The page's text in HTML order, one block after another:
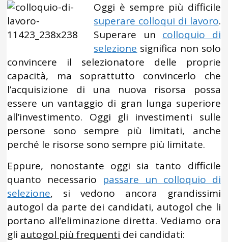
Oggi è sempre più difficile
superare colloqui di lavoro.
Superare un colloquio di
selezione significa non solo
convincere il selezionatore delle proprie
capacità, ma soprattutto convincerlo che
l’acquisizione di una nuova risorsa possa
essere un vantaggio di gran lunga superiore
all’investimento. Oggi gli investimenti sulle
persone sono sempre più limitati, anche
perché le risorse sono sempre più limitate.
Eppure, nonostante oggi sia tanto difficile
quanto necessario passare un colloquio di
selezione, si vedono ancora grandissimi
autogol da parte dei candidati, autogol che li
portano all’eliminazione diretta. Vediamo ora
gli autogol più frequenti dei candidati: